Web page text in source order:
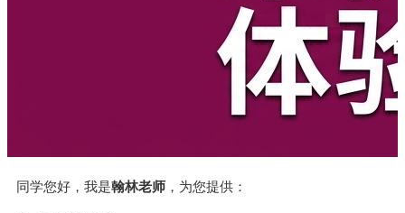
同学您好，我是翰林老师 ，为您提供：